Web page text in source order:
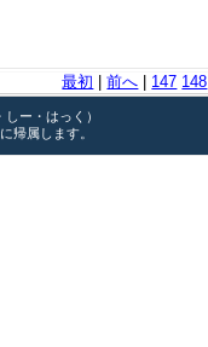
最初 |前へ 147 148
ー・はっく）
帰属します。